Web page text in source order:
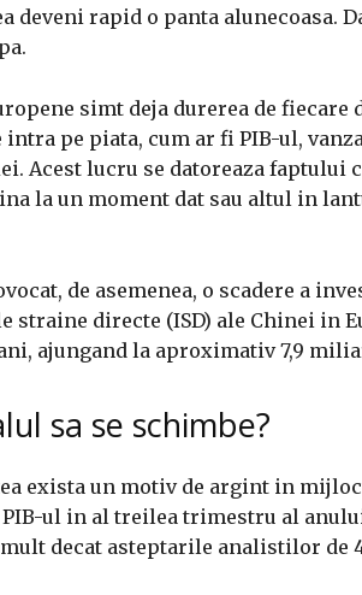
rapid o panta alunecoasa.
simt deja durerea de fiecare
pe piata, cum ar fi PIB-ul,
lucru se datoreaza faptului
la un moment dat sau altul in
de asemenea, o scadere a
directe (ISD) ale Chinei in
ajungand la aproximativ 7,9
sa se schimbe?
exista un motiv de argint in
ul in al treilea trimestru al
decat asteptarile analistilor de